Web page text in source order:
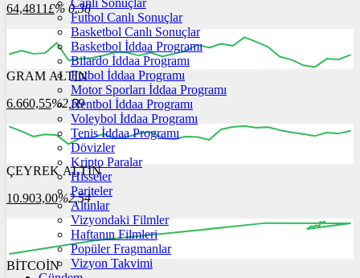
64,4811£% 0.38
16:00 17:00 18:00
GRAM ALTIN
6.660,55%2,59
16:00 17:00
ÇEYREK ALTIN
10.903,00%2,54
00:00 00:00
BİTCOİN
Canlı Sonuçlar
Futbol Canlı Sonuçlar
Basketbol Canlı Sonuçlar
Basketbol İddaa Programı
Bilardo İddaa Programı
Futbol İddaa Programı
Motor Sporları İddaa Programı
Hentbol İddaa Programı
Voleybol İddaa Programı
Tenis İddaa Programı
Dövizler
Kripto Paralar
Hisseler
Pariteler
Altınlar
Vizyondaki Filmler
Haftanın Filmleri
Popüler Fragmanlar
Vizyon Takvimi